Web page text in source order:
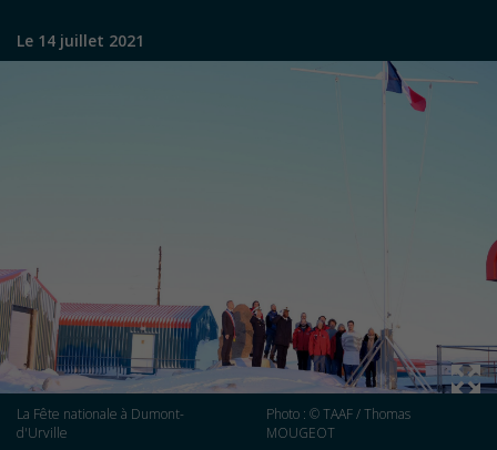
Le 14 juillet 2021
La Fête nationale à Dumont-
d'Urville
Photo : © TAAF / Thomas
MOUGEOT